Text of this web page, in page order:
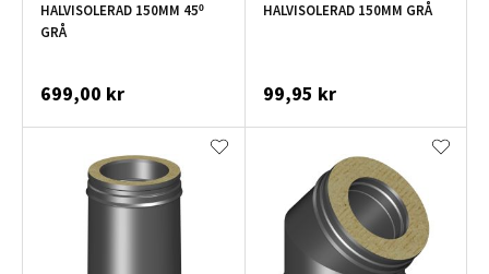
HALVISOLERAD 150MM 45º
GRÅ
699,00 kr
HALVISOLERAD 150MM GRÅ
99,95 kr